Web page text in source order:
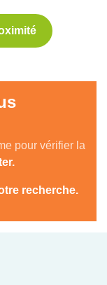
pour vérifier la
recherche.